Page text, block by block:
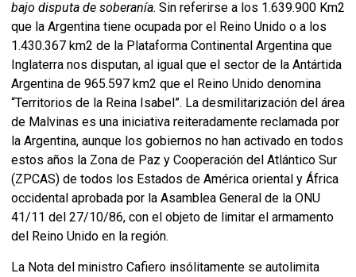
bajo disputa de soberanía. Sin referirse a los 1.639.900 Km2
que la Argentina tiene ocupada por el Reino Unido o a los
1.430.367 km2 de la Plataforma Continental Argentina que
Inglaterra nos disputan, al igual que el sector de la Antártida
Argentina de 965.597 km2 que el Reino Unido denomina
“Territorios de la Reina Isabel”. La desmilitarización del área
de Malvinas es una iniciativa reiteradamente reclamada por
la Argentina, aunque los gobiernos no han activado en todos
estos años la Zona de Paz y Cooperación del Atlántico Sur
(ZPCAS) de todos los Estados de América oriental y África
occidental aprobada por la Asamblea General de la ONU
41/11 del 27/10/86, con el objeto de limitar el armamento
del Reino Unido en la región.
La Nota del ministro Cafiero insólitamente se autolimita